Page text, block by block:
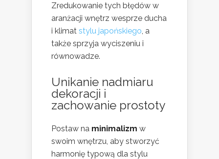
Zredukowanie tych błędów w
aranżacji wnętrz wesprze ducha
i klimat stylu japońskiego, a
także sprzyja wyciszeniu i
równowadze.
Unikanie nadmiaru
dekoracji i
zachowanie prostoty
Postaw na minimalizm w
swoim wnętrzu, aby stworzyć
harmonię typową dla stylu